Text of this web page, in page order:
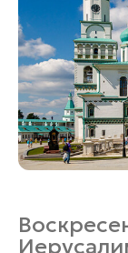
Банные
Пикник в
Золотое